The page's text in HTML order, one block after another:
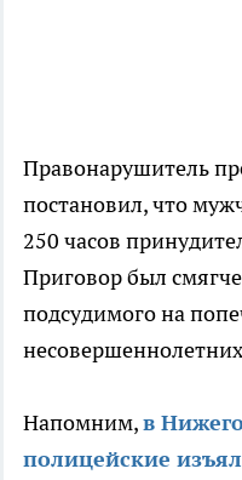
Правонарушитель
постановил, что
250 часов
Приговор был
подсудимого на
Напомним,в
полицейские